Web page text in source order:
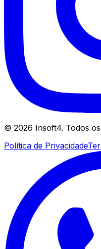
© 2026 Insoft4. Todos
Política de Privacidade